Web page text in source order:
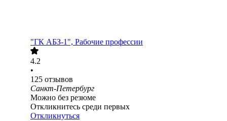
"ГК АБЗ-1", Рабочие профессии
4.2
•
125 отзывов
Санкт-Петербург
Можно без резюме
Откликнитесь среди первых
Откликнуться